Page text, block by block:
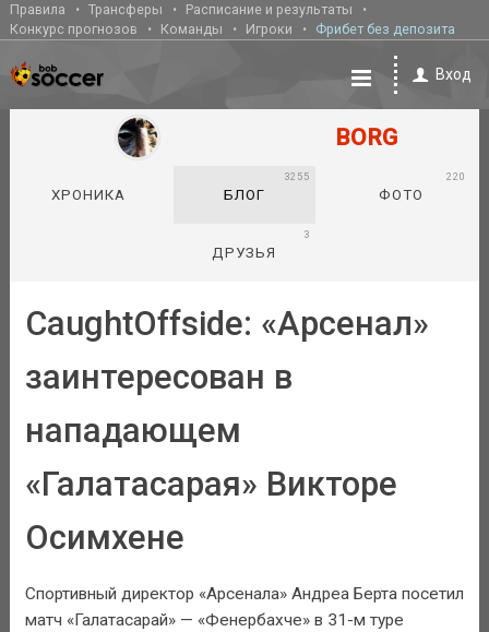
Правила Трансферы
Расписание и результаты
Конкурс прогнозов
Команды Игроки Фрибет без депозита
Вход
BORG
ХРОНИКА БЛОГ
3255
ФОТО
220
ДРУЗЬЯ
3
CaughtOffside: «Арсенал»
заинтересован в
нападающем
«Галатасарая» Викторе
Осимхене
Спортивный директор «Арсенала» Андреа Берта посетил
матч «Галатасарай» — «Фенербахче» в 31-м туре